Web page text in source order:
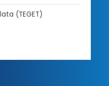
(TEGET)